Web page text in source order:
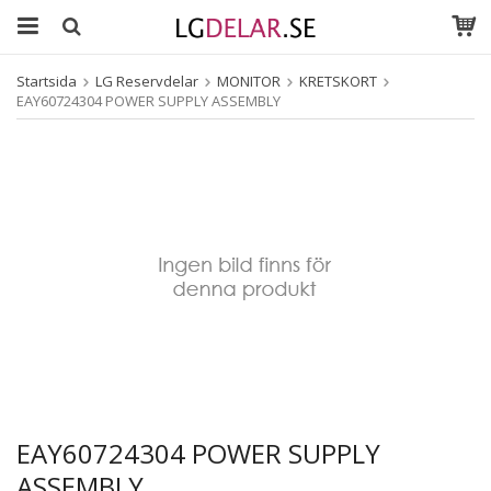
Startsida LG Reservdelar MONITOR
KRETSKORT
EAY60724304 POWER SUPPLY ASSEMBLY
EAY60724304 POWER SUPPLY